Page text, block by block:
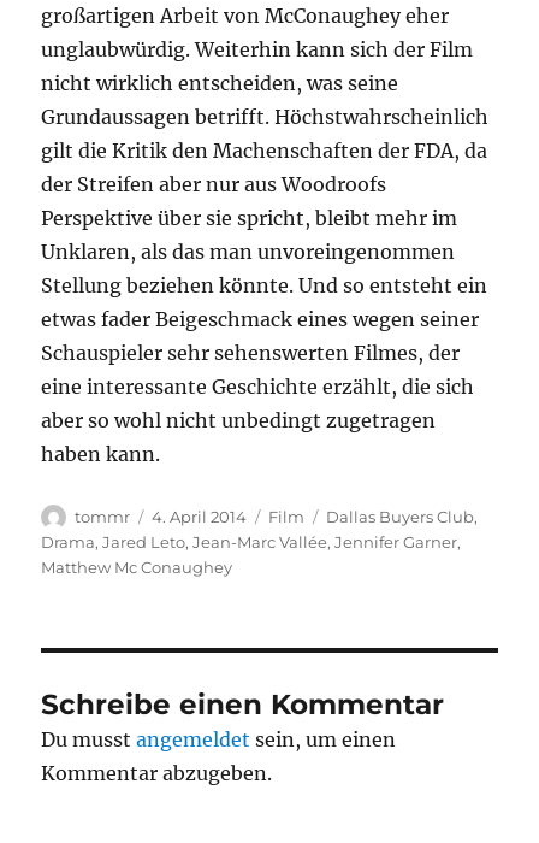
großartigen Arbeit von McConaughey eher
unglaubwürdig. Weiterhin kann sich der Film
nicht wirklich entscheiden, was seine
Grundaussagen betrifft. Höchstwahrscheinlich
gilt die Kritik den Machenschaften der FDA, da
der Streifen aber nur aus Woodroofs
Perspektive über sie spricht, bleibt mehr im
Unklaren, als das man unvoreingenommen
Stellung beziehen könnte. Und so entsteht ein
etwas fader Beigeschmack eines wegen seiner
Schauspieler sehr sehenswerten Filmes, der
eine interessante Geschichte erzählt, die sich
aber so wohl nicht unbedingt zugetragen
haben kann.
Autor
tommr
Veröffentlicht
am
4. April 2014 Kategorien
Film Schlagwörter
Dallas Buyers Club,
Drama,Jared Leto,Jean-Marc Vallée,Jennifer Garner,
Matthew Mc Conaughey
Schreibe einen Kommentar
Du musstangemeldet sein, um einen
Kommentar abzugeben.